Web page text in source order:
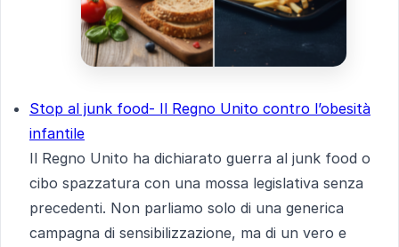
Stop al junk food- Il Regno Unito contro l’obesità
infantile
Il Regno Unito ha dichiarato guerra al junk food o
cibo spazzatura con una mossa legislativa senza
precedenti. Non parliamo solo di una generica
campagna di sensibilizzazione, ma di un vero e